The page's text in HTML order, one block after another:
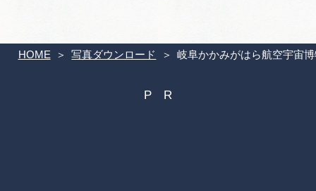
HOME 写真ダウンロード 岐阜かかみがはら航空宇宙